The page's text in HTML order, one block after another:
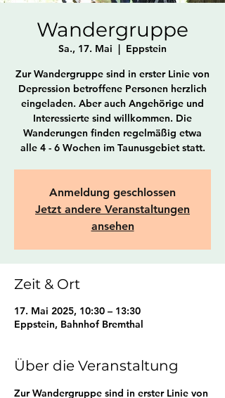
Wandergruppe
Sa., 17. Mai
  |
Eppstein
Zur Wandergruppe sind in erster Linie von
Depression betroffene Personen herzlich
eingeladen. Aber auch Angehörige und
Interessierte sind willkommen. Die
Wanderungen finden regelmäßig etwa
alle 4 - 6 Wochen im Taunusgebiet statt.
Anmeldung geschlossen
Jetzt andere Veranstaltungen
ansehen
Zeit & Ort
17. Mai 2025, 10:30 – 13:30
Eppstein, Bahnhof Bremthal
Über die Veranstaltung
Zur Wandergruppe sind in erster Linie von